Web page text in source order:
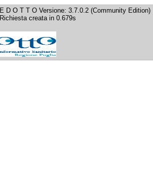
E D O T T O Versione: 3.7.0.2 (Community Edition)
Richiesta creata in 0.679s